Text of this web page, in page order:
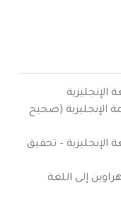
الإنجليزية
الإنجليزية (صحيح
الإنجليزية – تحقيق
إلى اللغة